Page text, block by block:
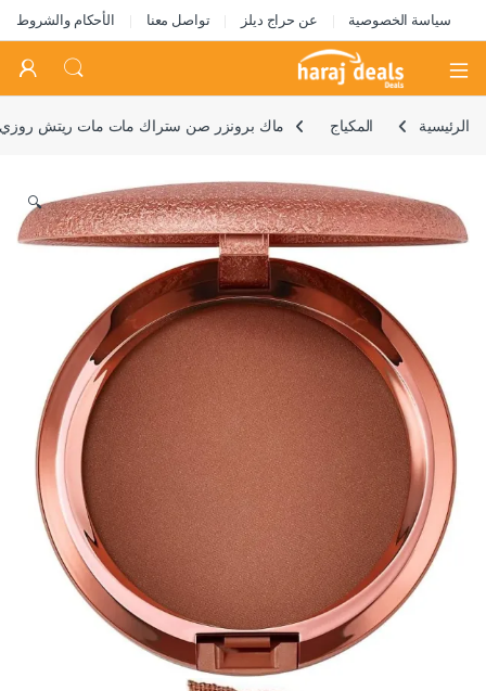
سياسة الخصوصية عن حراج ديلز تواصل معنا الأحكام والشروط
Open
الرئيسية المكياج ماك برونزر صن ستراك مات مات ريتش
🔍